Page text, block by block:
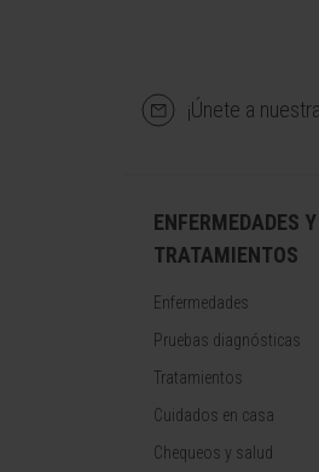
¡Únete a
ENFERMEDADES Y
TRATAMIENTOS
Enfermedades
Pruebas diagnósticas
Tratamientos
Cuidados en casa
Chequeos y salud